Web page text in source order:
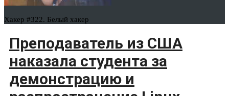
Хакер #322. Белый хакер
Преподаватель из США
наказала студента за
демонстрацию и